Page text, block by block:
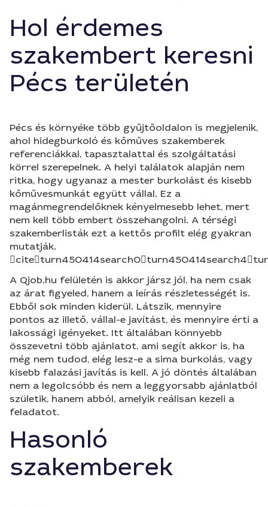
Hol érdemes
szakembert keresni
Pécs területén
Pécs és környéke több gyűjtőoldalon is megjelenik,
ahol hidegburkoló és kőműves szakemberek
referenciákkal, tapasztalattal és szolgáltatási
körrel szerepelnek. A helyi találatok alapján nem
ritka, hogy ugyanaz a mester burkolást és kisebb
kőművesmunkát együtt vállal. Ez a
magánmegrendelőknek kényelmesebb lehet, mert
nem kell több embert összehangolni. A térségi
szakemberlisták ezt a kettős profilt elég gyakran
mutatják.
A Qjob.hu felületén is akkor jársz jól, ha nem csak
az árat figyeled, hanem a leírás részletességét is.
Ebből sok minden kiderül. Látszik, mennyire
pontos az illető, vállal-e javítást, és mennyire érti a
lakossági igényeket. Itt általában könnyebb
összevetni több ajánlatot, ami segít akkor is, ha
még nem tudod, elég lesz-e a sima burkolás, vagy
kisebb falazási javítás is kell. A jó döntés általában
nem a legolcsóbb és nem a leggyorsabb ajánlatból
születik, hanem abból, amelyik reálisan kezeli a
feladatot.
Hasonló
szakemberek